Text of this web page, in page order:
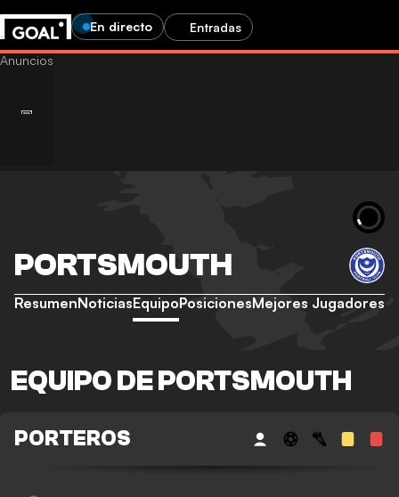
En directo Entradas
PORTSMOUTH
ResumenNoticiasEquipoPosicionesMejores Jugadores
EQUIPO DE PORTSMOUTH
PORTEROS